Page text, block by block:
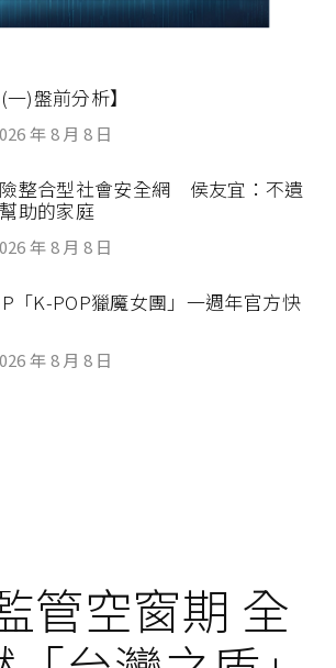
)盤前分析】
年 8 月 8 日
整合型社會安全網 侯友宜：不遺
助的家庭
年 8 月 8 日
「K-POP獵魔女團」一週年官方快
年 8 月 8 日
管空窗期 全